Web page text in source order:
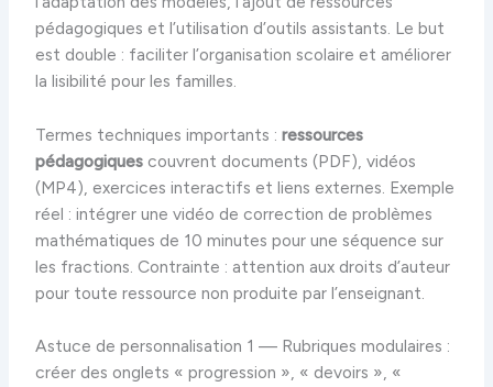
pédagogiques et l’utilisation d’outils assistants. Le but
est double : faciliter l’organisation scolaire et améliorer
la lisibilité pour les familles.
Termes techniques importants :ressources
pédagogiques couvrent documents (PDF), vidéos
(MP4), exercices interactifs et liens externes. Exemple
réel : intégrer une vidéo de correction de problèmes
mathématiques de 10 minutes pour une séquence sur
les fractions. Contrainte : attention aux droits d’auteur
pour toute ressource non produite par l’enseignant.
Astuce de personnalisation 1 — Rubriques modulaires :
créer des onglets « progression », « devoirs », «